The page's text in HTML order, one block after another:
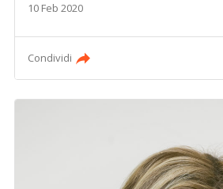
10 Feb 2020
Condividi